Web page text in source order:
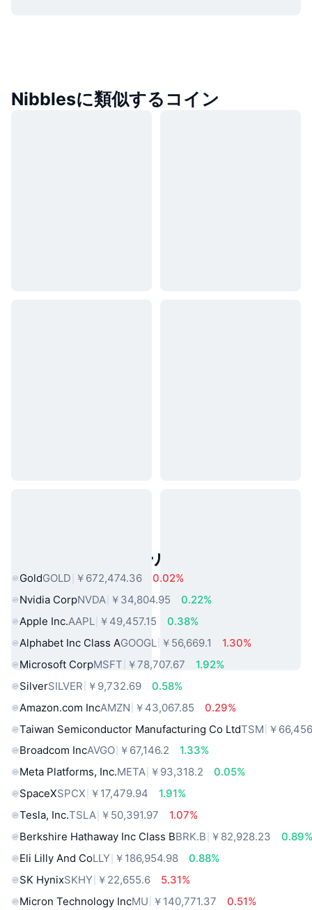
Nibblesに類似するコイン
人気のリアルワールドアセット
GoldGOLD ￥672,474.36
0.02%
Nvidia CorpNVDA ￥34,804.95
0.22%
Apple Inc.AAPL ￥49,457.15
0.38%
Alphabet Inc Class AGOOGL ￥56,669.1
1.30%
Microsoft CorpMSFT ￥78,707.67
1.92%
SilverSILVER ￥9,732.69
0.58%
Amazon.com IncAMZN ￥43,067.85
0.29%
Taiwan Semiconductor Manufacturing Co LtdTSM ￥
Broadcom IncAVGO ￥67,146.2
1.33%
Meta Platforms, Inc.META ￥93,318.2
0.05%
SpaceXSPCX ￥17,479.94
1.91%
Tesla, Inc.TSLA ￥50,391.97
1.07%
Berkshire Hathaway Inc Class BBRK.B ￥82,928.23
Eli Lilly And CoLLY ￥186,954.98
0.88%
SK HynixSKHY ￥22,655.6
5.31%
Micron Technology IncMU ￥140,771.37
0.51%